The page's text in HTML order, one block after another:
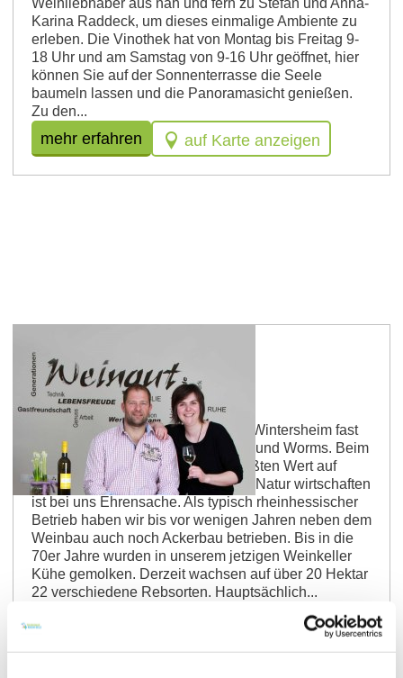
Karina Raddeck, um dieses einmalige Ambiente zu
erleben. Die Vinothek hat von Montag bis Freitag 9-
18 Uhr und am Samstag von 9-16 Uhr geöffnet, hier
können Sie auf der Sonnenterrasse die Seele
baumeln lassen und die Panoramasicht genießen.
Zu den...
mehr erfahren auf Karte anzeigen
Weingut Bischmann
Unser Weingut liegt im idyllischen Wintersheim fast
genau in der Mitte zwischen Mainz und Worms. Beim
Weinan- und ausbau legen wir größten Wert auf
Verträglichkeit. Im Einklang mit der Natur wirtschaften
ist bei uns Ehrensache. Als typisch rheinhessischer
Betrieb haben wir bis vor wenigen Jahren neben dem
Weinbau auch noch Ackerbau betrieben. Bis in die
70er Jahre wurden in unserem jetzigen Weinkeller
Kühe gemolken. Derzeit wachsen auf über 20 Hektar
22 verschiedene Rebsorten. Hauptsächlich...